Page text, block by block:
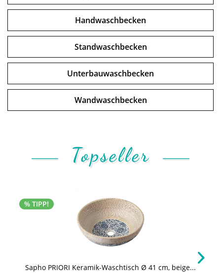
Handwaschbecken
Standwaschbecken
Unterbauwaschbecken
Wandwaschbecken
Topseller
% TIPP!
Sapho PRIORI Keramik-Waschtisch Ø 41 cm, beige...